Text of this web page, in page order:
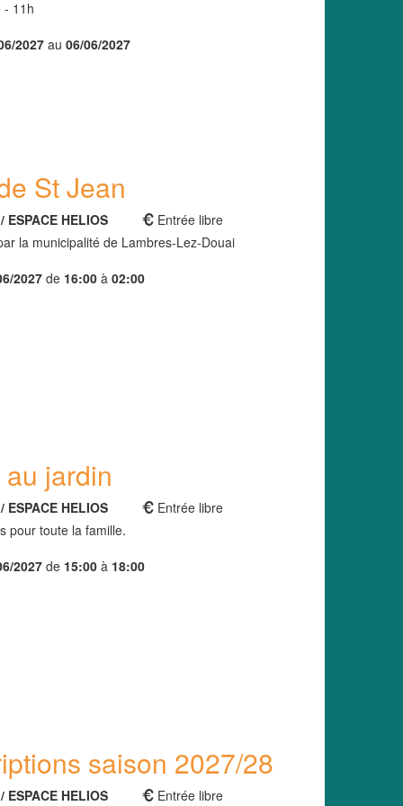
- 11h
2027 au06/06/2027
St Jean
ESPACE HELIOS
Entrée libre
la municipalité de Lambres-Lez-Douai
2027 de 16:00 à02:00
jardin
ESPACE HELIOS
Entrée libre
pour toute la famille.
2027 de 15:00 à 18:00
saison 2027/28
ESPACE HELIOS Entrée libre